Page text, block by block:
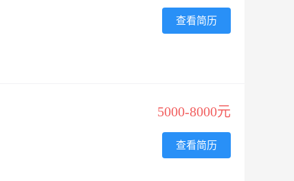
查看简历
5000-8000元
查看简历